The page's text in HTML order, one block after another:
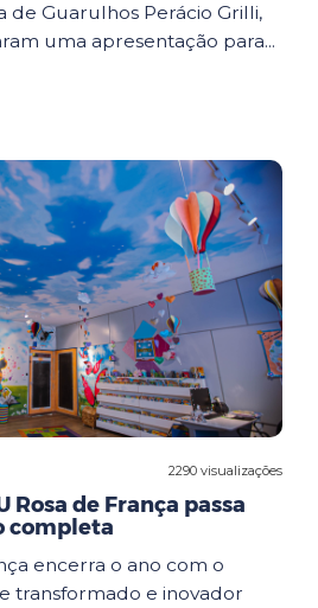
de Guarulhos Perácio Grilli,
uma apresentação para...
2290 visualizações
Rosa de França passa
completa
encerra o ano com o
transformado e inovador